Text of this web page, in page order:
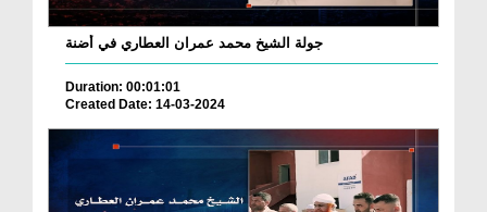
جولة الشيخ محمد عمران العطاري في أضنة
Duration: 00:01:01
Created Date: 14-03-2024